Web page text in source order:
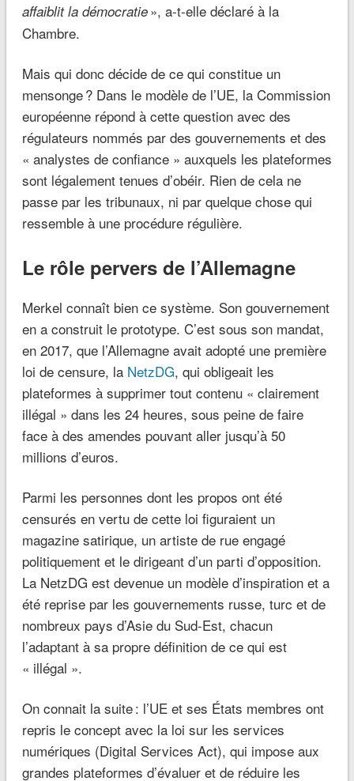
affaiblit la démocratie», a-t-elle déclaré à la
Chambre.
Mais qui donc décide de ce qui constitue un
mensonge ? Dans le modèle de l’UE, la Commission
européenne répond à cette question avec des
régulateurs nommés par des gouvernements et des
« analystes de confiance » auxquels les plateformes
sont légalement tenues d’obéir. Rien de cela ne
passe par les tribunaux, ni par quelque chose qui
ressemble à une procédure régulière.
Le rôle pervers de l’Allemagne
Merkel connaît bien ce système. Son gouvernement
en a construit le prototype. C’est sous son mandat,
en 2017, que l’Allemagne avait adopté une première
loi de censure, la NetzDG, qui obligeait les
plateformes à supprimer tout contenu « clairement
illégal » dans les 24 heures, sous peine de faire
face à des amendes pouvant aller jusqu’à 50
millions d’euros.
Parmi les personnes dont les propos ont été
censurés en vertu de cette loi figuraient un
magazine satirique, un artiste de rue engagé
politiquement et le dirigeant d’un parti d’opposition.
La NetzDG est devenue un modèle d’inspiration et a
été reprise par les gouvernements russe, turc et de
nombreux pays d’Asie du Sud-Est, chacun
l’adaptant à sa propre définition de ce qui est
« illégal ».
On connait la suite : l’UE et ses États membres ont
repris le concept avec la loi sur les services
numériques (Digital Services Act), qui impose aux
grandes plateformes d’évaluer et de réduire les